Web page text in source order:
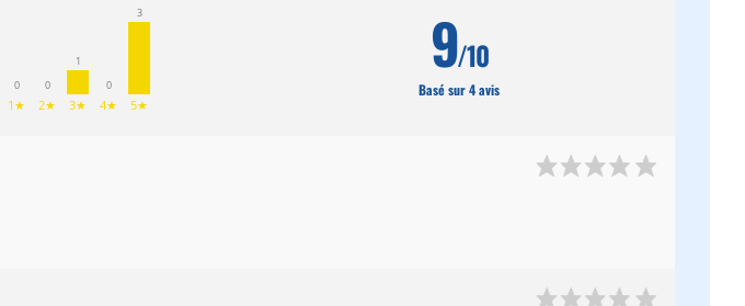
0
1★
0
2★
1
3★
0
4★
3
5★
9/10
Basé sur 4 avis